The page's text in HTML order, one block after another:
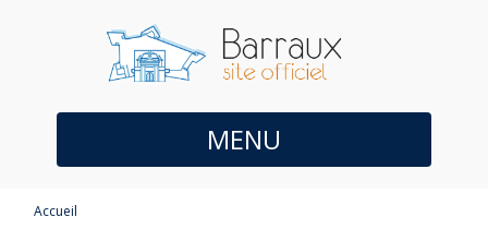
MENU
Accueil